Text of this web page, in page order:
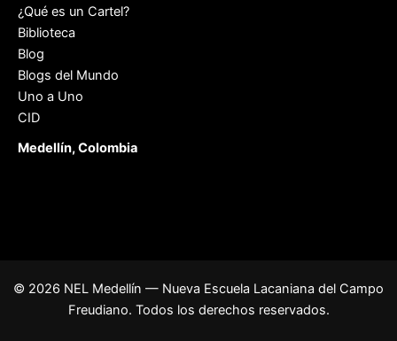
¿Qué es un Cartel?
Biblioteca
Blog
Blogs del Mundo
Uno a Uno
CID
Medellín, Colombia
© 2026 NEL Medellín — Nueva Escuela Lacaniana del Campo
Freudiano. Todos los derechos reservados.